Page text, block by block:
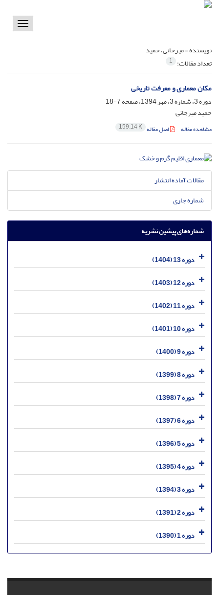
Toggle
نویسنده =میرجانی، حمید
تعداد مقالات: 1
مکان معماری و معرفت تاریخی
دوره 3، شماره 3، مهر 1394، صفحه
7-18
حمید میرجانی
مشاهده مقاله اصل مقاله 159.14 K
مقالات آماده انتشار
شماره جاری
شماره‌های پیشین نشریه
دوره 13 (1404)
دوره 12 (1403)
دوره 11 (1402)
دوره 10 (1401)
دوره 9 (1400)
دوره 8 (1399)
دوره 7 (1398)
دوره 6 (1397)
دوره 5 (1396)
دوره 4 (1395)
دوره 3 (1394)
دوره 2 (1391)
دوره 1 (1390)